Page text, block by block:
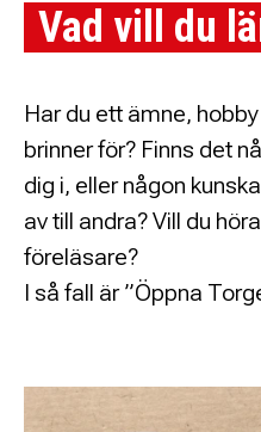
Vad vill du
Har du ett ämne,
brinner för? Finns det
dig i, eller någon
av till andra? Vill du
föreläsare?
I så fall är ”Öppna